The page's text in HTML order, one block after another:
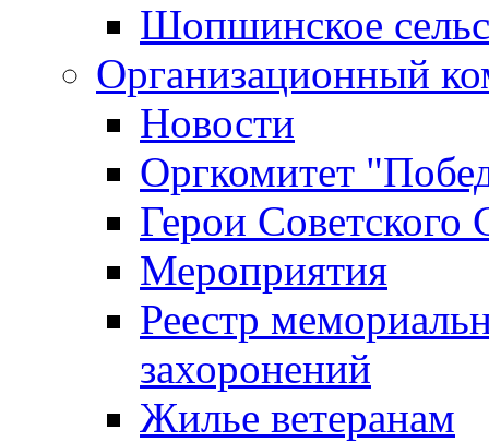
Шопшинское
Организационный
Новости
Оргкомитет
Герои Советского
Мероприятия
Реестр
захоронений
Жилье ветеранам